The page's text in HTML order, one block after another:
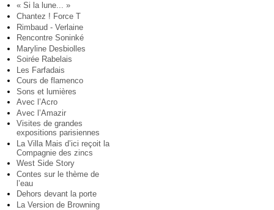
« Si la lune... »
Chantez ! Force T
Rimbaud - Verlaine
Rencontre Soninké
Maryline Desbiolles
Soirée Rabelais
Les Farfadais
Cours de flamenco
Sons et lumières
Avec l’Acro
Avec l’Amazir
Visites de grandes
expositions parisiennes
La Villa Mais d’ici reçoit la
Compagnie des zincs
West Side Story
Contes sur le thème de
l’eau
Dehors devant la porte
La Version de Browning